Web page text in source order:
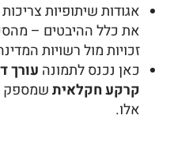
אגודות שיתופיות
את כלל ההיבטים –
זכויות מול רשויות
כאן נכנס לתמונה עורך
קרקע חקלאיתשמספק
אלו.